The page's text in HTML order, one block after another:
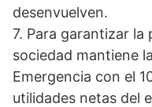
desenvuelven.
7. Para garantizar la
sociedad mantiene
Emergencia con el
utilidades netas del